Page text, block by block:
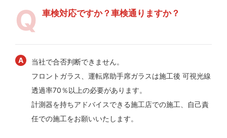
車検対応ですか？車検通りますか？
当社で合否判断できません。
フロントガラス、運転席助手席ガラスは施工後 可視光線
透過率70％以上の必要があります。
計測器を持ちアドバイスできる施工店での施工、自己責
任での施工をお願いいたします。